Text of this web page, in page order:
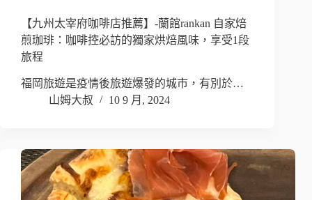
【九州太宰府咖啡店推薦】-蘭館rankan 自家焙
煎珈琲：咖啡控必訪的獨家烘焙風味，享受1段
旅程
福岡旅遊是疫情後旅遊爆發的城市，有別於…
山姆大叔
10 9 月, 2024